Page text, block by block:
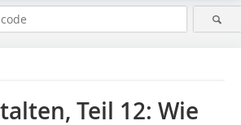
Teil 12: Wie